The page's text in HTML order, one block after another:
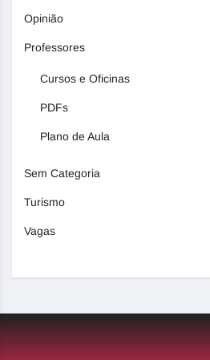
Opinião
Professores
Cursos e Oficinas
PDFs
Plano de Aula
Sem Categoria
Turismo
Vagas